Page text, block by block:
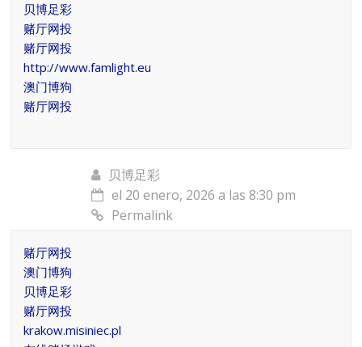
贝博足彩
赌厅网投
赌厅网投
http://www.famlight.eu
澳门博狗
赌厅网投
贝博足彩
el 20 enero, 2026 a las 8:30 pm
Permalink
赌厅网投
澳门博狗
贝博足彩
赌厅网投
krakow.misiniec.pl